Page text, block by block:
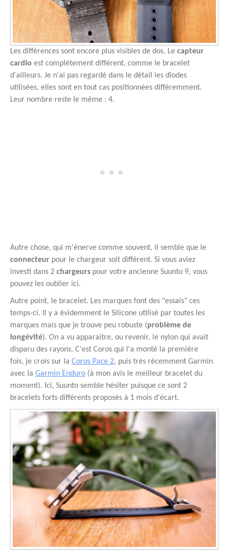
Les différences sont encore plus visibles de dos. Le capteur
cardio est complétement différent, comme le bracelet
d'ailleurs. Je n'ai pas regardé dans le détail les diodes
utilisées, elles sont en tout cas positionnées différemment.
Leur nombre reste le même : 4.
Autre chose, qui m'énerve comme souvent, il semble que le
connecteur pour le chargeur soit différent. Si vous aviez
investi dans 2 chargeurs pour votre ancienne Suunto 9, vous
pouvez les oublier ici.
Autre point, le bracelet. Les marques font des "essais" ces
temps-ci. Il y a évidemment le Silicone utilisé par toutes les
marques mais que je trouve peu robuste (problème de
longévité). On a vu apparaitre, ou revenir, le nylon qui avait
disparu des rayons. C'est Coros qui l'a monté la première
fois, je crois sur la Coros Pace 2, puis très récemment Garmin
avec la Garmin Enduro (à mon avis le meilleur bracelet du
moment). Ici, Suunto semble hésiter puisque ce sont 2
bracelets forts différents proposés à 1 mois d'écart.